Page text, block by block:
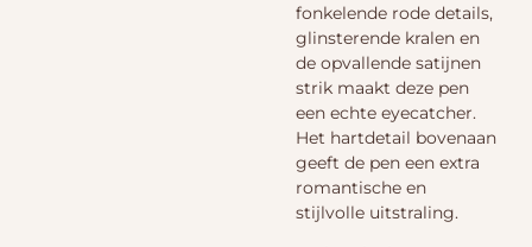
fonkelende rode details,
glinsterende kralen en
de opvallende satijnen
strik maakt deze pen
een echte eyecatcher.
Het hartdetail bovenaan
geeft de pen een extra
romantische en
stijlvolle uitstraling.